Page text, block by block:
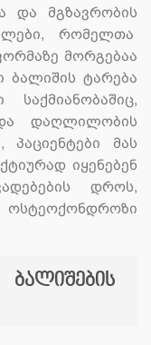
და მგზავრობის
რომელთა
მორგებაა
ბალიშის ტარება
დაღლილობის
პაციენტები მას
იყენებენ
დროს,